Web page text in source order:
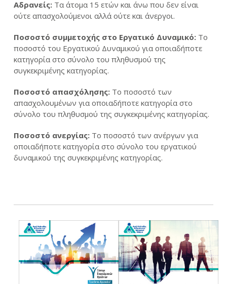
Αδρανείς: Τα άτομα 15 ετών και άνω που δεν είναι
ούτε απασχολούμενοι αλλά ούτε και άνεργοι.
Ποσοστό συμμετοχής στο Εργατικό Δυναμικό: Το
ποσοστό του Εργατικού Δυναμικού για οποιαδήποτε
κατηγορία στο σύνολο του πληθυσμού της
συγκεκριμένης κατηγορίας.
Ποσοστό απασχόλησης: Το ποσοστό των
απασχολουμένων για οποιαδήποτε κατηγορία στο
σύνολο του πληθυσμού της συγκεκριμένης κατηγορίας.
Ποσοστό ανεργίας: Το ποσοστό των ανέργων για
οποιαδήποτε κατηγορία στο σύνολο του εργατικού
δυναμικού της συγκεκριμένης κατηγορίας.